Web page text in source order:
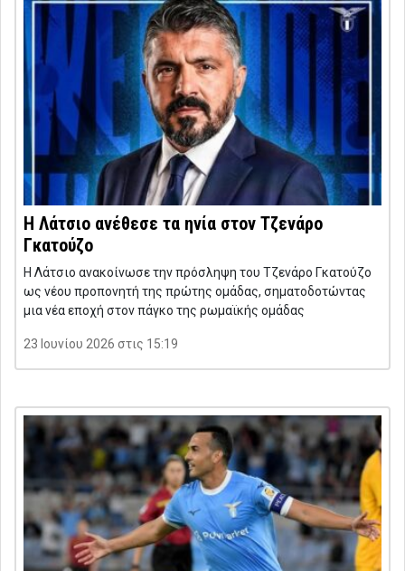
Η Λάτσιο ανέθεσε τα ηνία στον Τζενάρο
Γκατούζο
Η Λάτσιο ανακοίνωσε την πρόσληψη του Τζενάρο Γκατούζο
ως νέου προπονητή της πρώτης ομάδας, σηματοδοτώντας
μια νέα εποχή στον πάγκο της ρωμαϊκής ομάδας
23 Ιουνίου 2026 στις 15:19